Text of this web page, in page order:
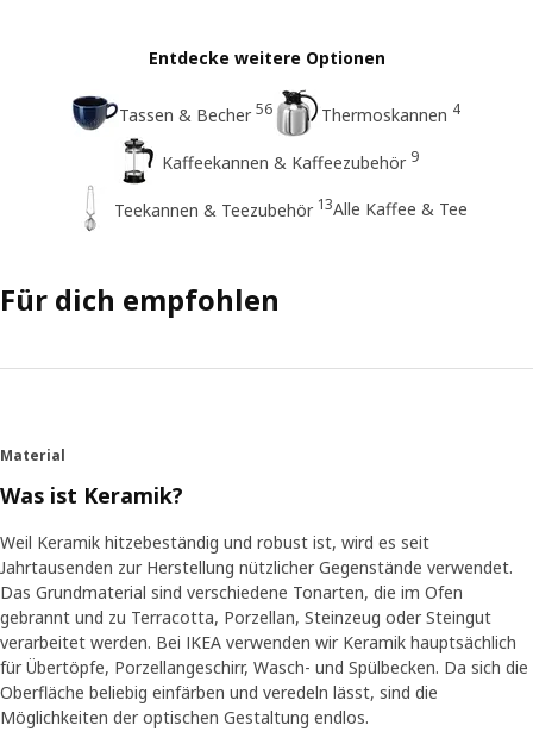
Entdecke weitere Optionen
Tassen & Becher 56 Thermoskannen 4
Kaffeekannen & Kaffeezubehör 9
Teekannen & Teezubehör 13Alle Kaffee & Tee
Für dich empfohlen
Material
Was ist Keramik?
Weil Keramik hitzebeständig und robust ist, wird es seit
Jahrtausenden zur Herstellung nützlicher Gegenstände verwendet.
Das Grundmaterial sind verschiedene Tonarten, die im Ofen
gebrannt und zu Terracotta, Porzellan, Steinzeug oder Steingut
verarbeitet werden. Bei IKEA verwenden wir Keramik hauptsächlich
für Übertöpfe, Porzellangeschirr, Wasch- und Spülbecken. Da sich die
Oberfläche beliebig einfärben und veredeln lässt, sind die
Möglichkeiten der optischen Gestaltung endlos.